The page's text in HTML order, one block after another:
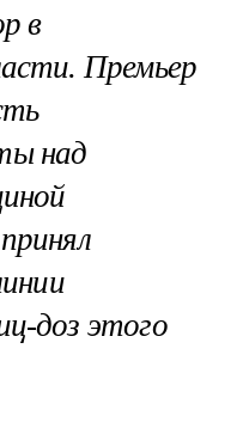
в
Премьер
над
доз этого